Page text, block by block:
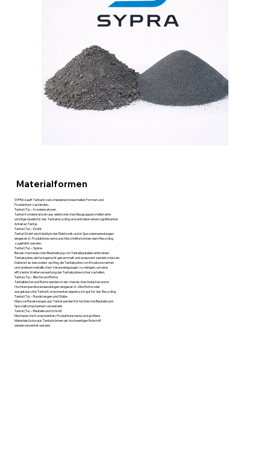
Materialformen
SYPRA kauft Tantal in verschiedenen industriellen Formen und
Produktionszuständen.
Tantal (Ta) – Kondensatoren
Tantal-Kondensatoren aus elektronischen Baugruppen stellen eine
wichtige Quelle für das Tantalrecycling und enthalten einen signifikanten
Anteil an Tantal.
Tantal (Ta) – Draht
Tantal-Draht wird häufig in der Elektronik und in Spezialanwendungen
eingesetzt. Produktionsreste und Abschnitte können dem Recycling
zugeführt werden.
Tantal (Ta) – Späne
Bei der mechanischen Bearbeitung von Tantalbauteilen entstehen
Tantalspäne, die fachgerecht gesammelt und analysiert werden müssen.
Dabei ist es besonders wichtig, die Tantalspäne von Emulsionsresten
und anderen metallischen Verunreinigungen zu reinigen, um eine
effiziente Weiterverwertung der Tantalspäne sicherzustellen.
Tantal (Ta) – Bleche und Rohre
Tantalbleche und Rohre werden in der chemischen Industrie und in
Hochtemperaturanwendungen eingesetzt. Alte Rohre oder
ausgetauschte Tantal Komponenten eignen sich gut für das Recycling.
Tantal (Ta) – Rundstangen und Stäbe
Massive Rundstangen aus Tantal werden für technische Bauteile und
Spezialkomponenten verwendet.
Tantal (Ta) – Bauteile und Schrott
Mechanische Komponenten, Produktionsreste und größere
Materialstücke aus Tantal können als hochwertiger Rohstoff
wiederverwertet werden.